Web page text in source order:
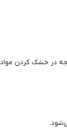
در خشک کردن